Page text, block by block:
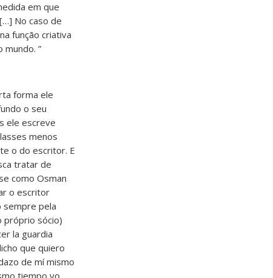
em que
No caso de
função criativa
”
forma ele
o seu
ele escreve
menos
o do escritor. E
tratar de
como Osman
o escritor
sempre pela
próprio sócio)
la guardia
que quiero
de mí mismo